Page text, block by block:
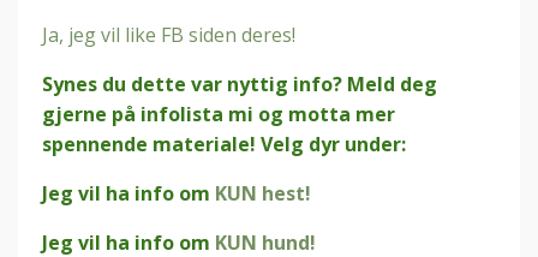
Ja, jeg vil like FB siden deres!
Synes du dette var nyttig info? Meld deg
gjerne på infolista mi og motta mer
spennende materiale! Velg dyr under:
Jeg vil ha info om KUN hest!
Jeg vil ha info om KUN hund!